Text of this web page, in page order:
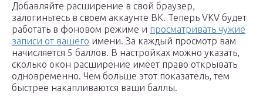
Добавляйте расширение в свой браузер,
залогиньтесь в своем аккаунте ВК. Теперь VKV будет
работать в фоновом режиме и просматривать чужие
записи от вашего имени. За каждый просмотр вам
начисляется 5 баллов. В настройках можно указать,
сколько окон расширение имеет право открывать
одновременно. Чем больше этот показатель, тем
быстрее накапливаются ваши баллы.